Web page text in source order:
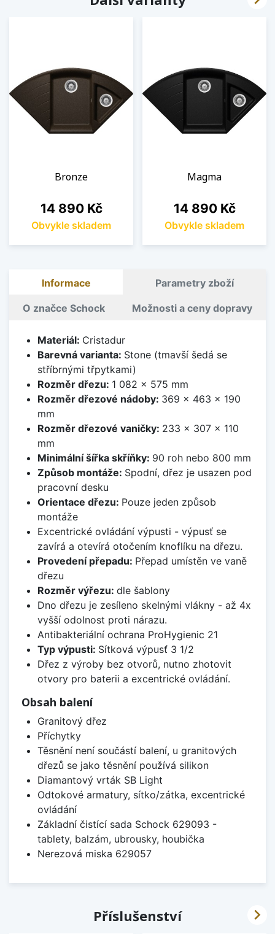
Bronze
Cena
14 890 Kč
Obvykle skladem
Magma
Cena
14 890 Kč
Obvykle skladem
Informace Parametry zboží
O značce Schock Možnosti a ceny dopravy
Materiál: Cristadur
Barevná varianta: Stone (tmavší šedá se
stříbrnými třpytkami)
Rozměr dřezu: 1 082 x 575 mm
Rozměr dřezové nádoby: 369 x 463 x 190
mm
Rozměr dřezové vaničky: 233 x 307 x 110
mm
Minimální šířka skříňky: 90 roh nebo 800 mm
Způsob montáže: Spodní, dřez je usazen pod
pracovní desku
Orientace dřezu: Pouze jeden způsob
montáže
Excentrické ovládání výpusti - výpusť se
zavírá a otevírá otočením knoflíku na dřezu.
Provedení přepadu: Přepad umístěn ve vaně
dřezu
Rozměr výřezu: dle šablony
Dno dřezu je zesíleno skelnými vlákny - až 4x
vyšší odolnost proti nárazu.
Antibakteriální ochrana ProHygienic 21
Typ výpusti: Sítková výpusť 3 1/2
Dřez z výroby bez otvorů, nutno zhotovit
otvory pro baterii a excentrické ovládání.
Obsah balení
Granitový dřez
Příchytky
Těsnění není součástí balení, u granitových
dřezů se jako těsnění používá silikon
Diamantový vrták SB Light
Odtokové armatury, sítko/zátka, excentrické
ovládání
Základní čistící sada Schock 629093 -
tablety, balzám, ubrousky, houbička
Nerezová miska 629057
Příslušenství 